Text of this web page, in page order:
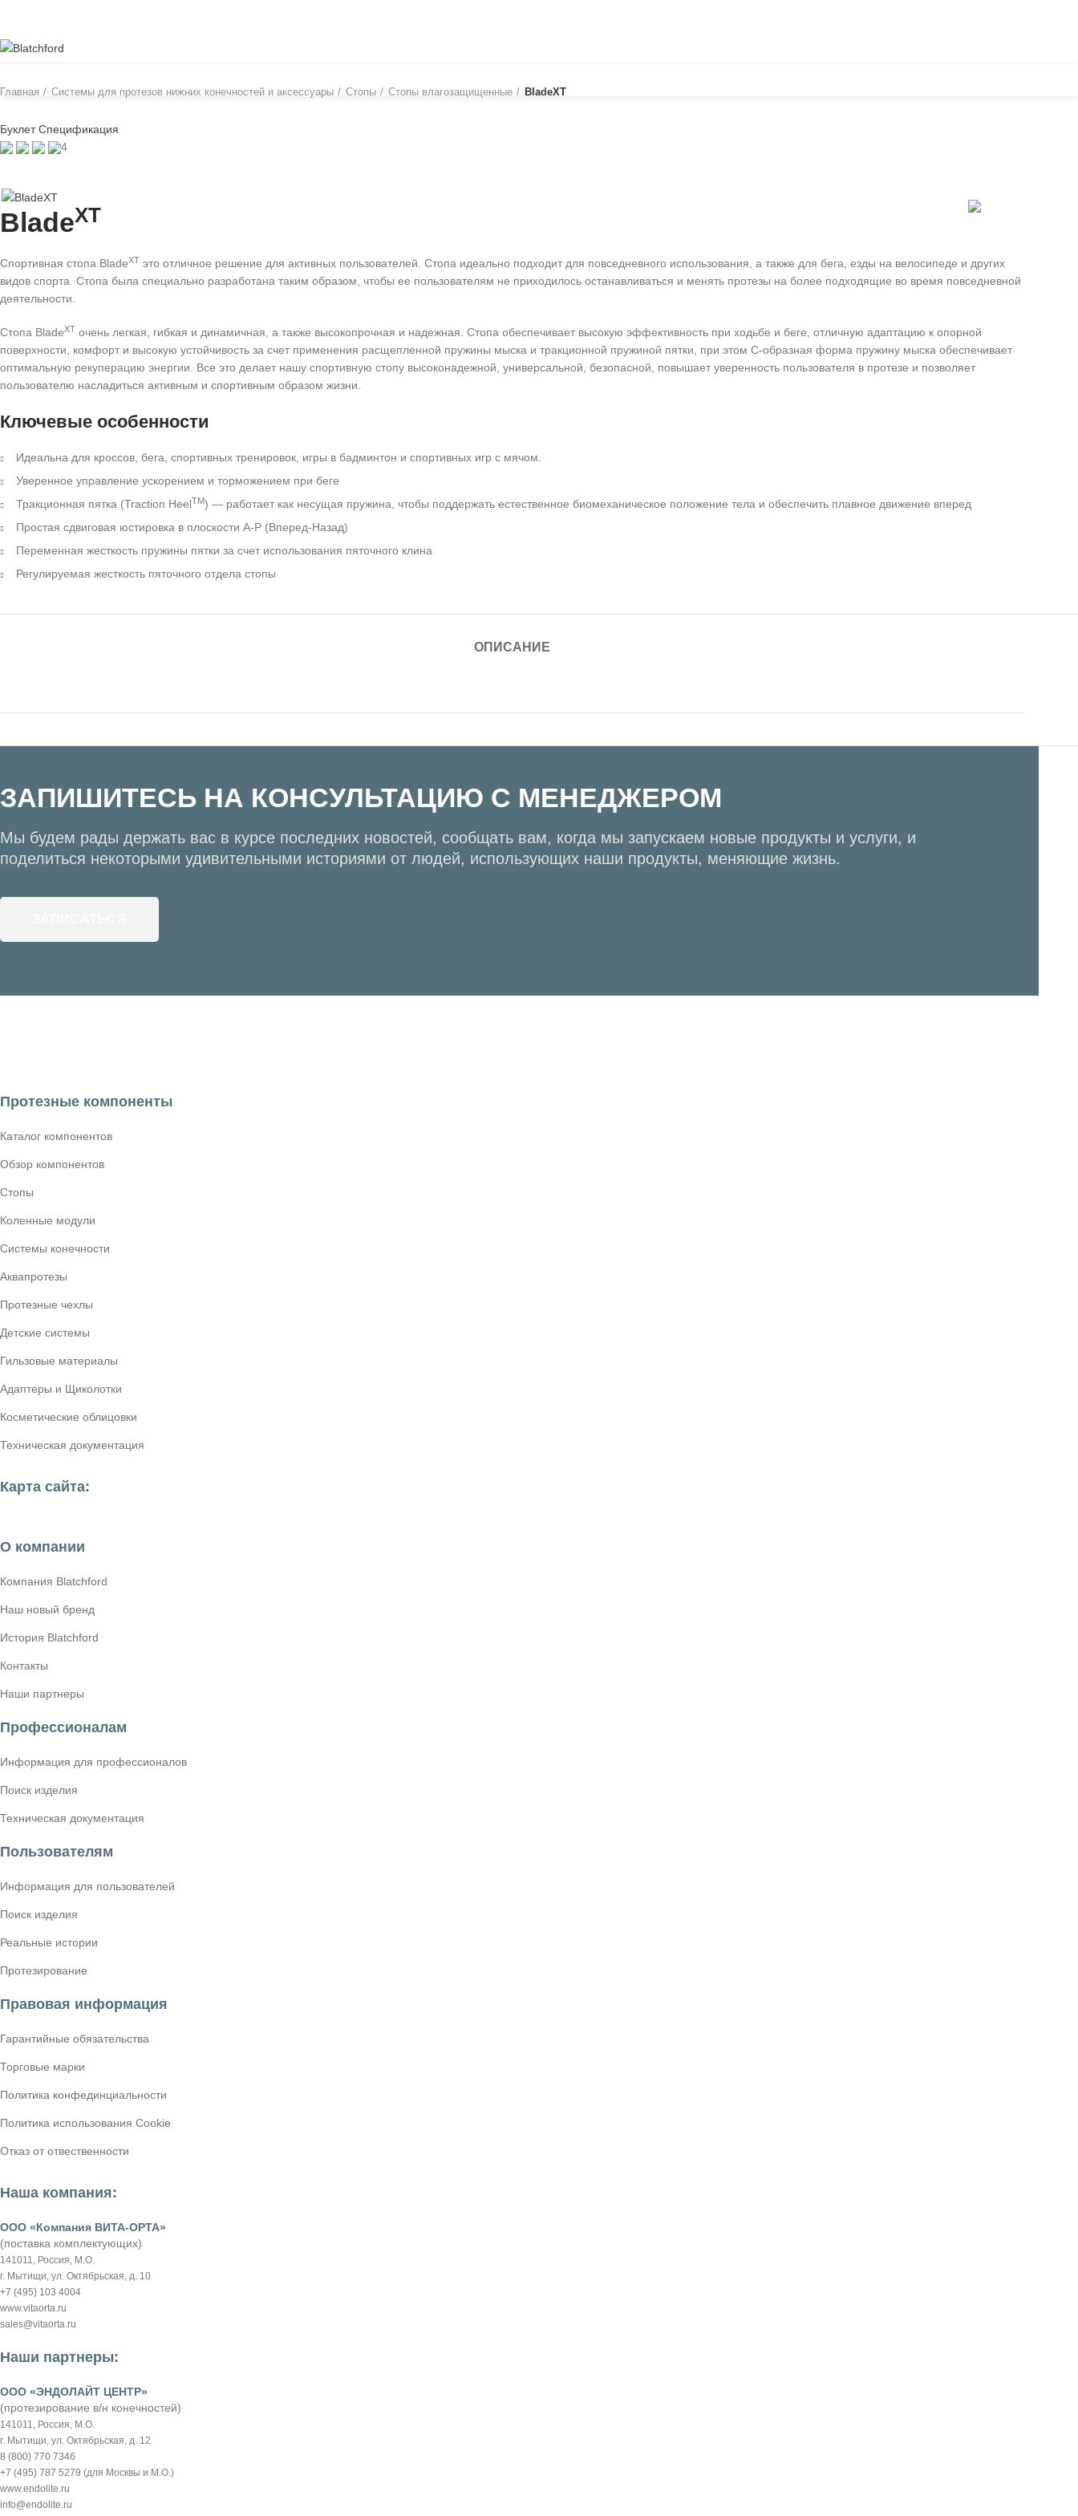
Главная
Системы для протезов нижних конечностей и аксессуары Стопы Стопы влагозащищенные BladeXT
БуклетСпецификация
4
BladeXT
Спортивная стопа BladeXT это отличное решение для активных пользователей. Стопа идеально подходит для повседневного использования, а также для бега, езды на велосипеде и других
видов спорта. Стопа была специально разработана таким образом, чтобы ее пользователям не приходилось останавливаться и менять протезы на более подходящие во время повседневной
деятельности.
Стопа BladeXT очень легкая, гибкая и динамичная, а также высокопрочная и надежная. Стопа обеспечивает высокую эффективность при ходьбе и беге, отличную адаптацию к опорной
поверхности, комфорт и высокую устойчивость за счет применения расщепленной пружины мыска и тракционной пружиной пятки, при этом С-образная форма пружину мыска обеспечивает
оптимальную рекуперацию энергии. Все это делает нашу спортивную стопу высоконадежной, универсальной, безопасной, повышает уверенность пользователя в протезе и позволяет
пользователю насладиться активным и спортивным образом жизни.
Ключевые особенности
Идеальна для кроссов, бега, спортивных тренировок, игры в бадминтон и спортивных игр с мячом.
Уверенное управление ускорением и торможением при беге
Тракционная пятка (Traction HeelTM) — работает как несущая пружина, чтобы поддержать естественное биомеханическое положение тела и обеспечить плавное движение вперед
Простая сдвиговая юстировка в плоскости A-P (Вперед-Назад)
Переменная жесткость пружины пятки за счет использования пяточного клина
Регулируемая жесткость пяточного отдела стопы
ОПИСАНИЕ
ЗАПИШИТЕСЬ НА КОНСУЛЬТАЦИЮ С МЕНЕДЖЕРОМ
Мы будем рады держать вас в курсе последних новостей, сообщать вам, когда мы запускаем новые продукты и услуги, и
поделиться некоторыми удивительными историями от людей, использующих наши продукты, меняющие жизнь.
Протезные компоненты
Каталог компонентов
Обзор компонентов
Стопы
Коленные модули
Системы конечности
Аквапротезы
Протезные чехлы
Детские системы
Гильзовые материалы
Адаптеры и Щиколотки
Косметические облицовки
Техническая документация
Карта сайта:
О компании
Компания Blatchford
Наш новый бренд
История Blatchford
Контакты
Наши партнеры
Профессионалам
Информация для профессионалов
Поиск изделия
Техническая документация
Пользователям
Информация для пользователей
Поиск изделия
Реальные истории
Протезирование
Правовая информация
Гарантийные обязательства
Торговые марки
Политика конфединциальности
Политика использования Cookie
Отказ от отвественности
Наша компания:
ООО «Компания ВИТА-ОРТА»
(поставка комплектующих)
141011, Россия, М.О.
г. Мытищи, ул. Октябрьская, д. 10
+7 (495) 103 4004
www.vitaorta.ru
sales@vitaorta.ru
Наши партнеры:
ООО «ЭНДОЛАЙТ ЦЕНТР»
(протезирование в/н конечностей)
141011, Россия, М.О.
г. Мытищи, ул. Октябрьская, д. 12
8 (800) 770 7346
+7 (495) 787 5279 (для Москвы и М.О.)
www.endolite.ru
info@endolite.ru